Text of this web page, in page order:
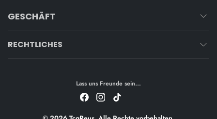
GESCHÄFT
RECHTLICHES
Lass uns Freunde sein...